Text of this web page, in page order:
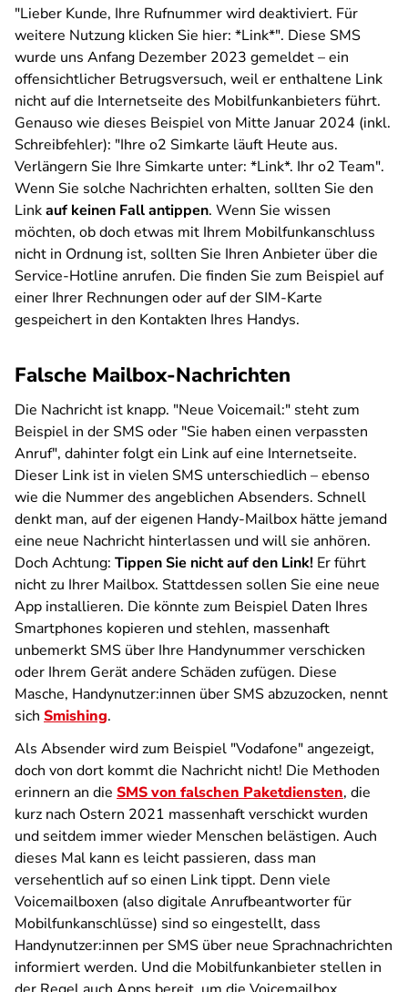
"Lieber Kunde, Ihre Rufnummer wird deaktiviert. Für
weitere Nutzung klicken Sie hier: *Link*". Diese SMS
wurde uns Anfang Dezember 2023 gemeldet – ein
offensichtlicher Betrugsversuch, weil er enthaltene Link
nicht auf die Internetseite des Mobilfunkanbieters führt.
Genauso wie dieses Beispiel von Mitte Januar 2024 (inkl.
Schreibfehler): "Ihre o2 Simkarte läuft Heute aus.
Verlängern Sie Ihre Simkarte unter: *Link*. Ihr o2 Team".
Wenn Sie solche Nachrichten erhalten, sollten Sie den
Linkauf keinen Fall antippen. Wenn Sie wissen
möchten, ob doch etwas mit Ihrem Mobilfunkanschluss
nicht in Ordnung ist, sollten Sie Ihren Anbieter über die
Service-Hotline anrufen. Die finden Sie zum Beispiel auf
einer Ihrer Rechnungen oder auf der SIM-Karte
gespeichert in den Kontakten Ihres Handys.
Falsche Mailbox-Nachrichten
Die Nachricht ist knapp. "Neue Voicemail:" steht zum
Beispiel in der SMS oder "Sie haben einen verpassten
Anruf", dahinter folgt ein Link auf eine Internetseite.
Dieser Link ist in vielen SMS unterschiedlich – ebenso
wie die Nummer des angeblichen Absenders. Schnell
denkt man, auf der eigenen Handy-Mailbox hätte jemand
eine neue Nachricht hinterlassen und will sie anhören.
Doch Achtung: Tippen Sie nicht auf den Link! Er führt
nicht zu Ihrer Mailbox. Stattdessen sollen Sie eine neue
App installieren. Die könnte zum Beispiel Daten Ihres
Smartphones kopieren und stehlen, massenhaft
unbemerkt SMS über Ihre Handynummer verschicken
oder Ihrem Gerät andere Schäden zufügen. Diese
Masche, Handynutzer:innen über SMS abzuzocken, nennt
sich Smishing.
Als Absender wird zum Beispiel "Vodafone" angezeigt,
doch von dort kommt die Nachricht nicht! Die Methoden
erinnern an die SMS von falschen Paketdiensten, die
kurz nach Ostern 2021 massenhaft verschickt wurden
und seitdem immer wieder Menschen belästigen. Auch
dieses Mal kann es leicht passieren, dass man
versehentlich auf so einen Link tippt. Denn viele
Voicemailboxen (also digitale Anrufbeantworter für
Mobilfunkanschlüsse) sind so eingestellt, dass
Handynutzer:innen per SMS über neue Sprachnachrichten
informiert werden. Und die Mobilfunkanbieter stellen in